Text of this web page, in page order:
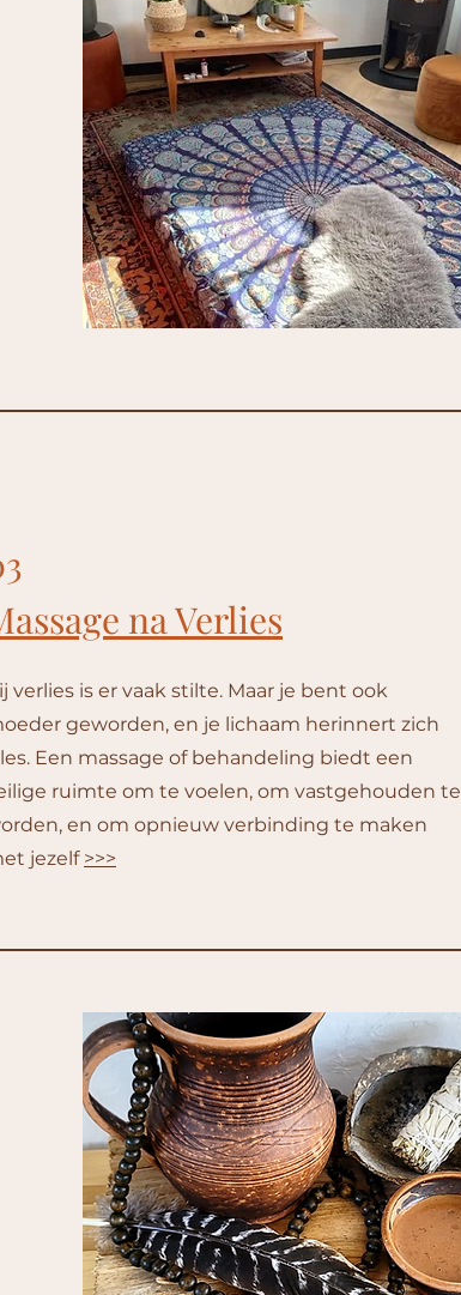
na Verlies
verlies is er vaak stilte. Maar je bent ook
geworden, en je lichaam herinnert zich
Een massage of behandeling biedt een
ruimte om te voelen, om vastgehouden te
en om opnieuw verbinding te maken
jezelf >>>